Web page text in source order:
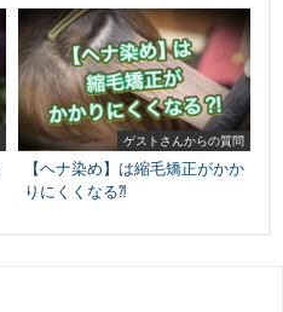
ゲストさんからの質問
【ヘナ染め】は縮毛矯正がかか
りにくくなる⁈